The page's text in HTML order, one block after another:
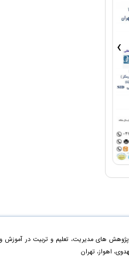
›
های مدیریت، تعلیم و تربیت در آموزش و
اهواز، تهران